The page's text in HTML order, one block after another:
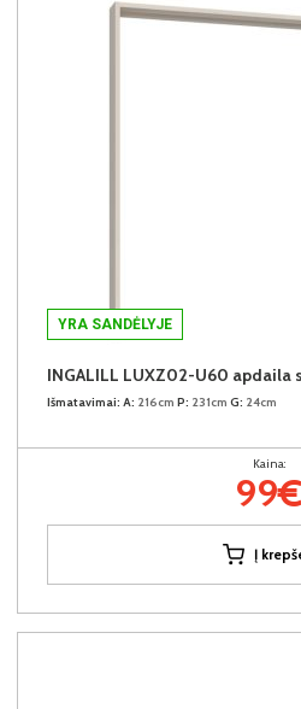
YRA SANDĖLYJE
INGALILL LUXZ02-U60 apdaila
Išmatavimai: A: 216cm P: 231cm G: 24cm
Kaina:
99€
Į